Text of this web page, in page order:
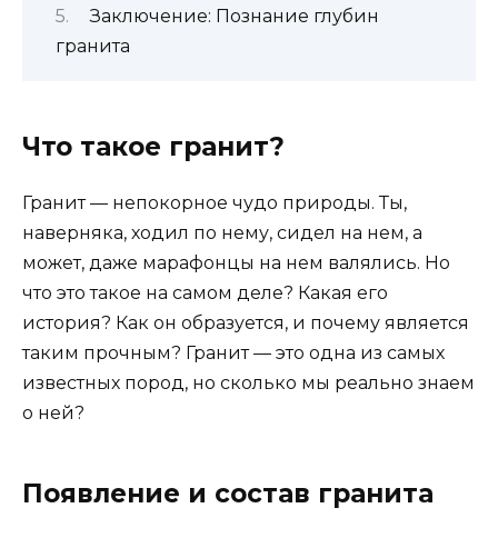
Заключение: Познание глубин
гранита
Что такое гранит?
Гранит — непокорное чудо природы. Ты,
наверняка, ходил по нему, сидел на нем, а
может, даже марафонцы на нем валялись. Но
что это такое на самом деле? Какая его
история? Как он образуется, и почему является
таким прочным? Гранит — это одна из самых
известных пород, но сколько мы реально знаем
о ней?
Появление и состав гранита